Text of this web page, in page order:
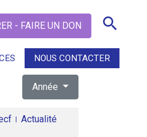
- FAIRE UN DON search
NOUS CONTACTER
search
Année
Actualité